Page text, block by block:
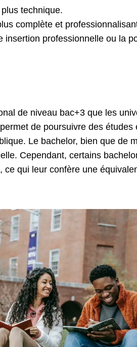
technique.
complète et
professionnelle ou la
de niveau bac+3 que les
de poursuivre des études
Le bachelor, bien que de
Cependant, certains
ce qui leur confère une